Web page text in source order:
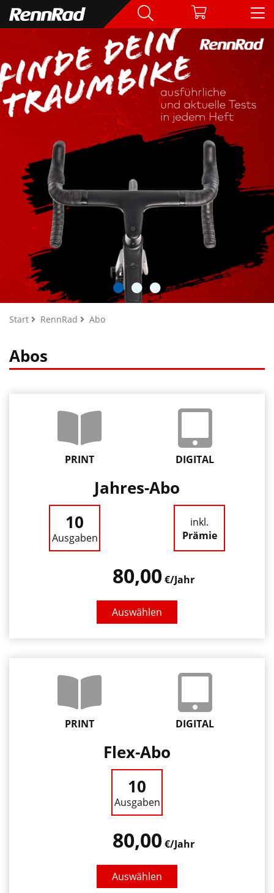
Start RennRad Abo
Abos
PRINT DIGITAL
Jahres-Abo
10
Ausgaben
inkl.
Prämie
80,00€/Jahr
Auswählen
PRINT DIGITAL
Flex-Abo
10
Ausgaben
80,00€/Jahr
Auswählen